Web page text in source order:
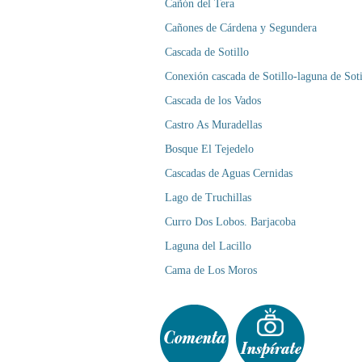
Cañón del Tera
Cañones de Cárdena y Segundera
Cascada de Sotillo
Conexión cascada de Sotillo-laguna de
Cascada de los Vados
Castro As Muradellas
Bosque El Tejedelo
Cascadas de Aguas Cernidas
Lago de Truchillas
Curro Dos Lobos. Barjacoba
Laguna del Lacillo
Cama de Los Moros